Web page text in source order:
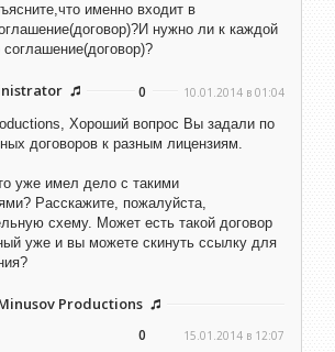
именно входит в
нужно ли к каждой
соглашение(договор)?
0 10.01.2014 в 01:04
Хороший вопрос Вы задали по
договоров к разным лицензиям.
уже имел дело с такими
Расскажите, пожалуйста,
схему. Может есть такой договор
уже и вы можете скинуть ссылку для
Productions
0 15.01.2014 в 12:07